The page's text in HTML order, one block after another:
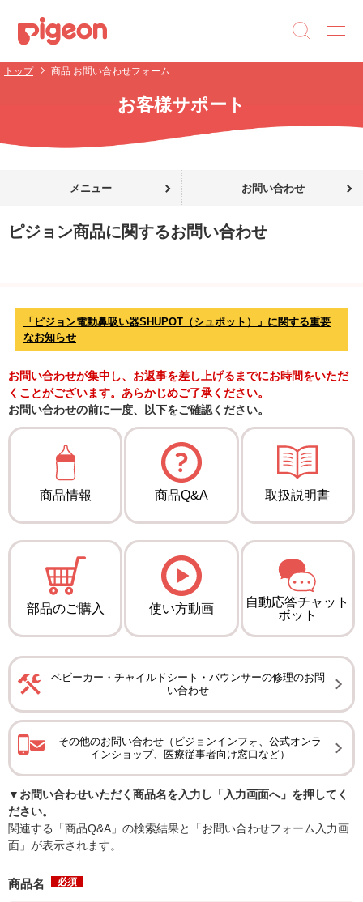
トップ 商品 お問い合わせフォーム
お客様サポート
メニュー お問い合わせ
ピジョン商品に関するお問い合わせ
「ピジョン電動鼻吸い器SHUPOT（シュポット）」に関する重要
なお知らせ
お問い合わせが集中し、お返事を差し上げるまでにお時間をいただ
くことがございます。あらかじめご了承ください。
お問い合わせの前に一度、以下をご確認ください。
商品情報 商品Q&A 取扱説明書
部品のご購入 使い方動画
自動応答チャット
ボット
ベビーカー・チャイルドシート・バウンサーの修理のお問
い合わせ
その他のお問い合わせ（ピジョンインフォ、公式オンラ
インショップ、医療従事者向け窓口など）
▼お問い合わせいただく商品名を入力し「入力画面へ」を押してく
ださい。
関連する「商品Q&A」の検索結果と「お問い合わせフォーム入力画
面」が表示されます。
商品名 必須